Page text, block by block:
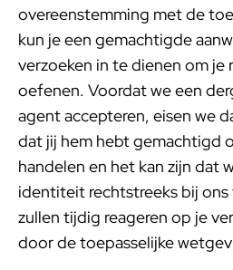
overeenstemming met de
kun je een gemachtigde
verzoeken in te dienen om je
oefenen. Voordat we een
agent accepteren, eisen we
dat jij hem hebt gemachtigd
handelen en het kan zijn dat
identiteit rechtstreeks bij ons
zullen tijdig reageren op je
door de toepasselijke